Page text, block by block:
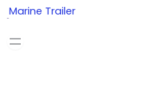
Skip
to
content
Marine Trailer